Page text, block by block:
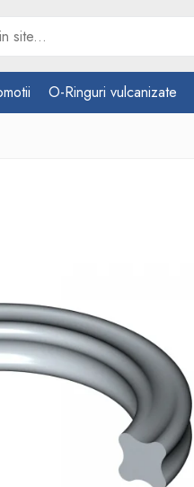
O-Ringuri vulcanizate